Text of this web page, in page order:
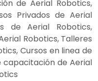
de Aerial Robotics,
Privados de Aerial
de Aerial Robotics,
Robotics, Talleres
Cursos en linea de
capacitación de Aerial